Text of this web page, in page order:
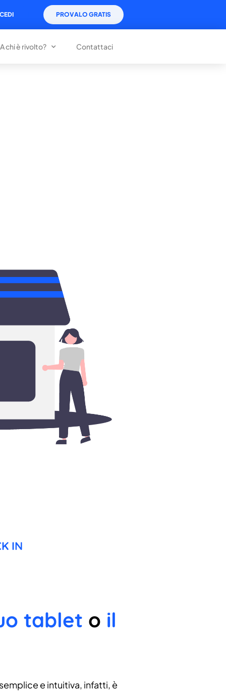
PROVALO GRATIS
A chi è rivolto? Contattaci
IN
tablet o il
e intuitiva, infatti, è